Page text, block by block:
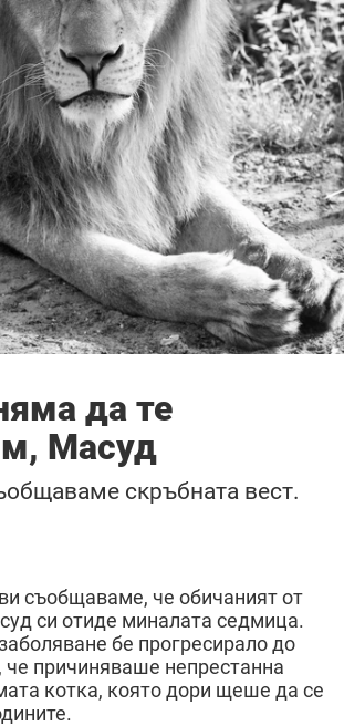
да те
Масуд
скръбната вест.
съобщаваме, че обичаният от
си отиде миналата седмица.
бе прогресирало до
че причиняваше непрестанна
котка, която дори щеше да се